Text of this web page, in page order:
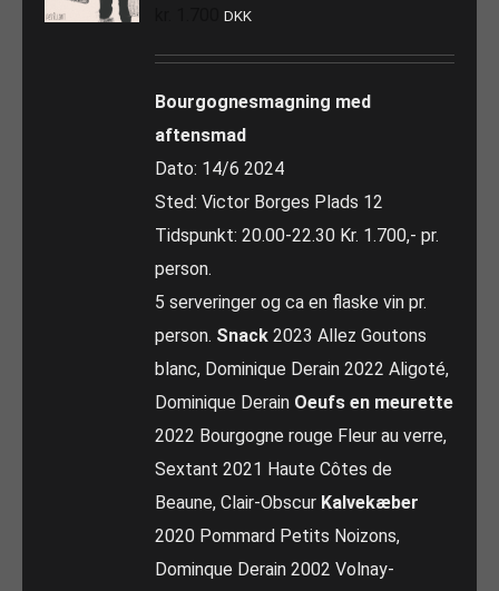
DKK
Bourgognesmagning med
aftensmad
Dato: 14/6 2024
Sted: Victor Borges Plads 12
Tidspunkt: 20.00-22.30 Kr. 1.700,- pr.
person.
5 serveringer og ca en flaske vin pr.
person. Snack 2023 Allez Goutons
blanc, Dominique Derain 2022 Aligoté,
Dominique Derain Oeufs en meurette
2022 Bourgogne rouge Fleur au verre,
Sextant 2021 Haute Côtes de
Beaune, Clair-Obscur Kalvekæber
2020 Pommard Petits Noizons,
Dominque Derain 2002 Volnay-